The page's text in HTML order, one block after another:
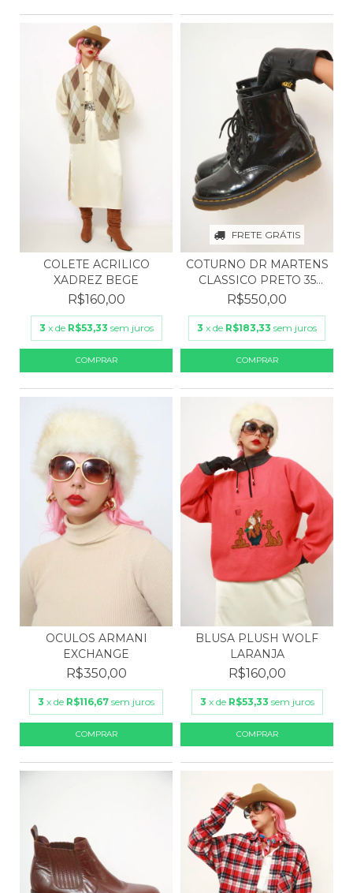
COLETE ACRILICO
XADREZ BEGE
R$160,00
3 x de R$53,33 sem juros
FRETE GRÁTIS
COTURNO DR MARTENS
CLASSICO PRETO 35
VIN...
R$550,00
3 x de R$183,33 sem juros
OCULOS ARMANI
EXCHANGE
R$350,00
3 x de R$116,67 sem juros
BLUSA PLUSH WOLF
LARANJA
R$160,00
3 x de R$53,33 sem juros